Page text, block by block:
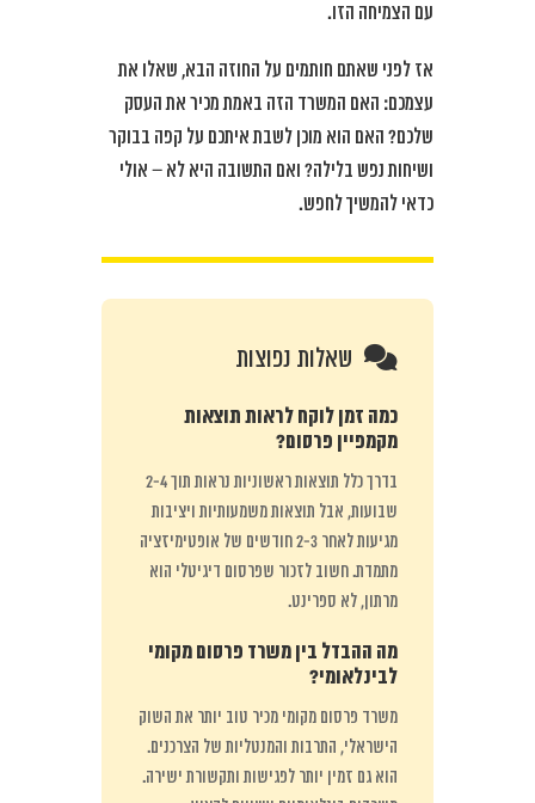
עם הצמיחה הזו.
אז לפני שאתם חותמים על החוזה הבא, שאלו את
עצמכם: האם המשרד הזה באמת מכיר את העסק
שלכם? האם הוא מוכן לשבת איתכם על קפה בבוקר
ושיחות נפש בלילה? ואם התשובה היא לא – אולי
כדאי להמשיך לחפש.
שאלות נפוצות
כמה זמן לוקח לראות תוצאות
מקמפיין פרסום?
בדרך כלל תוצאות ראשוניות נראות תוך 2-4
שבועות, אבל תוצאות משמעותיות ויציבות
מגיעות לאחר 2-3 חודשים של אופטימיזציה
מתמדת. חשוב לזכור שפרסום דיגיטלי הוא
מרתון, לא ספרינט.
מה ההבדל בין משרד פרסום מקומי
לבינלאומי?
משרד פרסום מקומי מכיר טוב יותר את השוק
הישראלי, התרבות והמנטליות של הצרכנים.
הוא גם זמין יותר לפגישות ותקשורת ישירה.